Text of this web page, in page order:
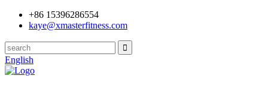
+86 15396286554
kaye@xmasterfitness.com
English